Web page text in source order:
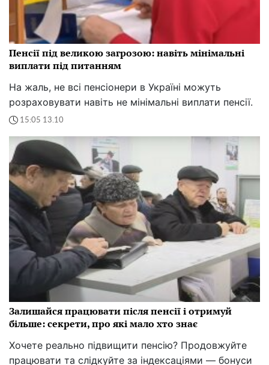
Пенсії під великою загрозою: навіть мінімальні
виплати під питанням
На жаль, не всі пенсіонери в Україні можуть
розраховувати навіть не мінімальні виплати пенсії.
15:05 13.10
Залишайся працювати після пенсії і отримуй
більше: секрети, про які мало хто знає
Хочете реально підвищити пенсію? Продовжуйте
працювати та слідкуйте за індексаціями — бонуси